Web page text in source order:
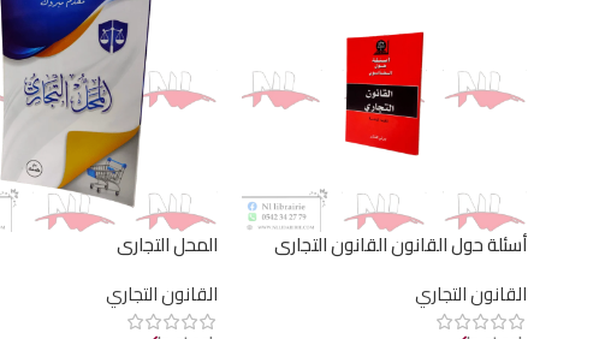
أسئلة حول القانون القانون التجاري
القانون التجاري
المحل التجاري
القانون التجاري